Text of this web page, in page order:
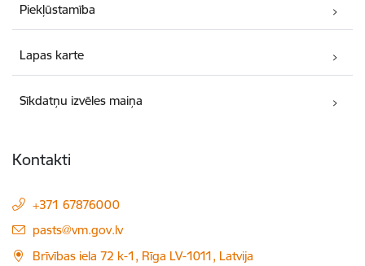
Piekļūstamība
Lapas karte
Sīkdatņu izvēles maiņa
Kontakti
+371 67876000
E-pasts:
pasts@vm.gov.lv
Brīvības iela 72 k-1, Rīga LV-1011, Latvija